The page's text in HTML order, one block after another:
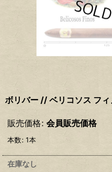
ボリバー // ベリコソス フィ
販売価格: 会員販売価格
本数: 1本
在庫なし